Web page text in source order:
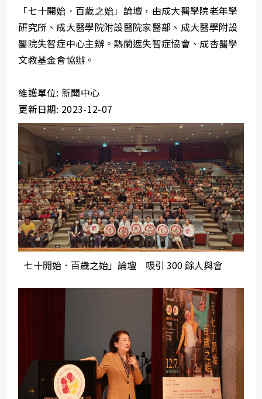
「七十開始．百歲之始」論壇，由成大醫學院老年學
研究所、成大醫學院附設醫院家醫部、成大醫學附設
醫院失智症中心主辦。熱蘭遮失智症協會、成杏醫學
文教基金會協辦。
維護單位: 新聞中心
更新日期: 2023-12-07
七十開始．百歲之始」論壇 吸引 300 餘人與會